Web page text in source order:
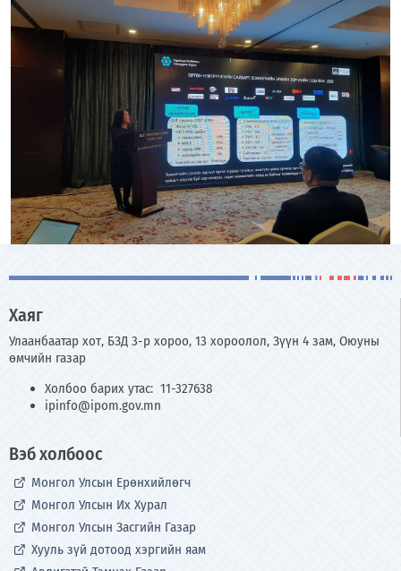
Хаяг
Улаанбаатар хот, БЗД 3-р хороо, 13 хороолол, Зүүн 4 зам, Оюуны
өмчийн газар
Холбоо барих утас: 11-327638
ipinfo@ipom.gov.mn
Вэб холбоос
Монгол Улсын Ерөнхийлөгч
Монгол Улсын Их Хурал
Монгол Улсын Засгийн Газар
Хууль зүй дотоод хэргийн яам